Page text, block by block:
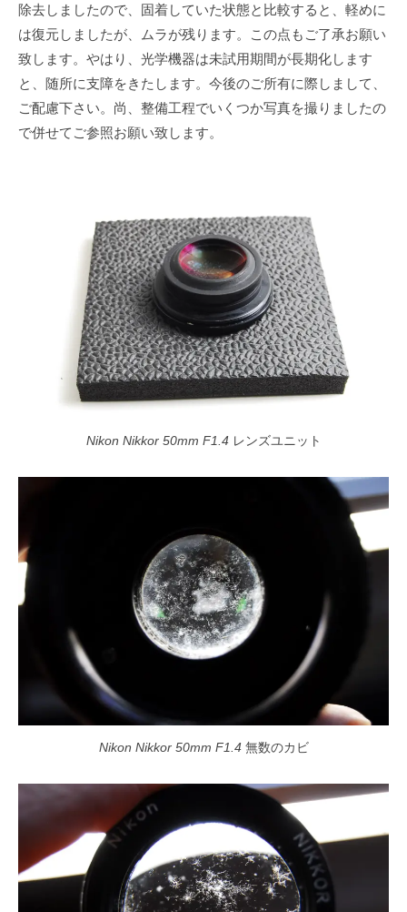
除去しましたので、固着していた状態と比較すると、軽めに
は復元しましたが、ムラが残ります。この点もご了承お願い
致します。やはり、光学機器は未試用期間が長期化します
と、随所に支障をきたします。今後のご所有に際しまして、
ご配慮下さい。尚、整備工程でいくつか写真を撮りましたの
で併せてご参照お願い致します。
Nikon Nikkor 50mm F1.4レンズユニット
Nikon Nikkor 50mm F1.4無数のカビ